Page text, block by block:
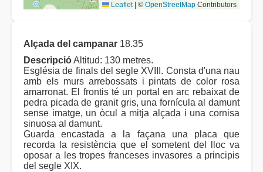
Leaflet © OpenStreetMap Contributors
Alçada del campanar 18.35
DescripcióAltitud: 130 metres.
Església de finals del segle XVIII. Consta d'una nau
amb els murs arrebossats i pintats de color rosa
amarronat. El frontis té un portal en arc rebaixat de
pedra picada de granit gris, una fornícula al damunt
sense imatge, un òcul a mitja alçada i una cornisa
sinuosa al damunt.
Guarda encastada a la façana una placa que
recorda la resistència que el sometent del lloc va
oposar a les tropes franceses invasores a principis
del segle XIX.